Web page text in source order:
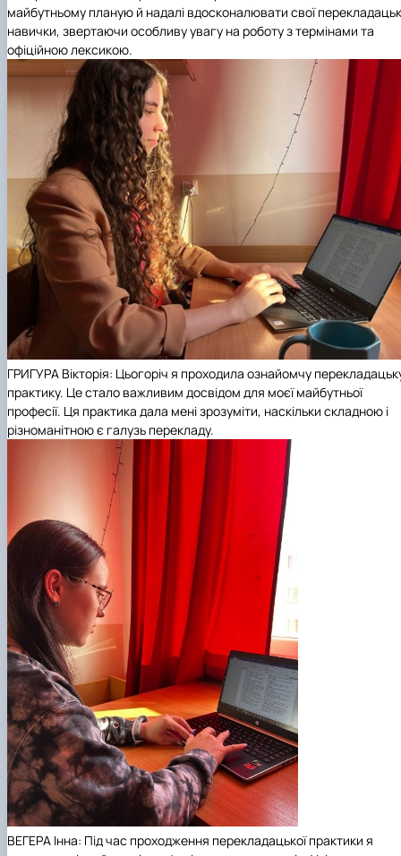
майбутньому планую й надалі вдосконалювати свої
навички, звертаючи особливу увагу на роботу з термінами та
офіційною лексикою.
ГРИГУРА Вікторія: Цьогоріч я проходила ознайомчу
практику. Це стало важливим досвідом для моєї майбутньої
професії. Ця практика дала мені зрозуміти, наскільки складною і
різноманітною є галузь перекладу.
ВЕГЕРА Інна: Під час проходження перекладацької практики я